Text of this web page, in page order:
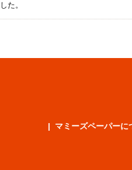
した。
マミーズペーパーに